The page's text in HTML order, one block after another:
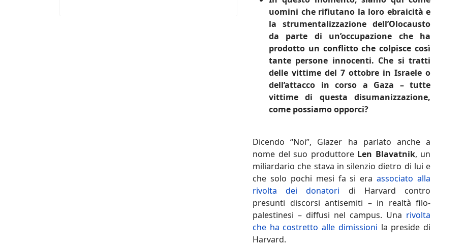
uomini che rifiutano la loro ebraicità e
la strumentalizzazione dell’Olocausto
da parte di un’occupazione che ha
prodotto un conflitto che colpisce così
tante persone innocenti. Che si tratti
delle vittime del 7 ottobre in Israele o
dell’attacco in corso a Gaza – tutte
vittime di questa disumanizzazione,
come possiamo opporci?
Dicendo “Noi”, Glazer ha parlato anche a
nome del suo produttore Len Blavatnik, un
miliardario che stava in silenzio dietro di lui e
che solo pochi mesi fa si eraassociato alla
rivolta dei donatori di Harvard contro
presunti discorsi antisemiti – in realtà filo-
palestinesi – diffusi nel campus. Una rivolta
che ha costretto alle dimissioni la preside di
Harvard.